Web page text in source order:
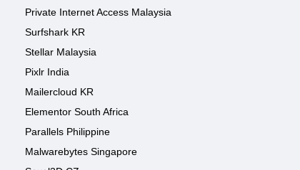
Private Internet Access Malaysia
Surfshark KR
Stellar Malaysia
Pixlr India
Mailercloud KR
Elementor South Africa
Parallels Philippine
Malwarebytes Singapore